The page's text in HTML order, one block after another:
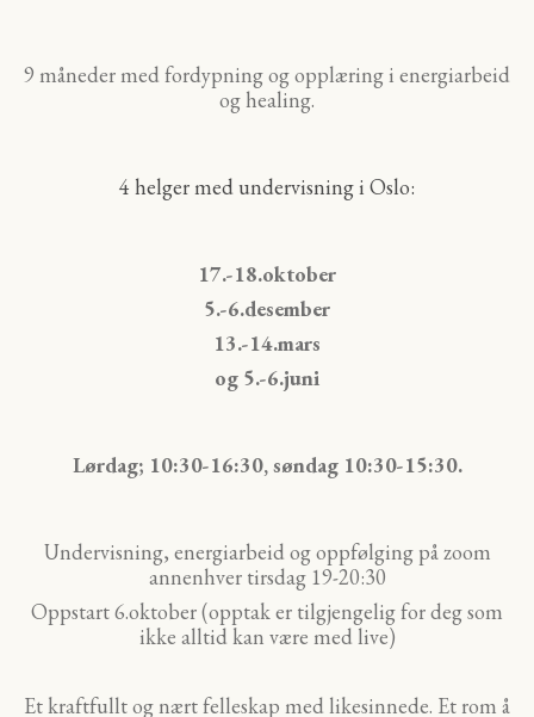
9 måneder med fordypning og opplæring i energiarbeid
og healing.
4 helger med undervisning i Oslo:
17.-18.oktober
5.-6.desember
13.-14.mars
og 5.-6.juni
Lørdag; 10:30-16:30, søndag 10:30-15:30.
Undervisning, energiarbeid og oppfølging på zoom
annenhver tirsdag 19-20:30
Oppstart 6.oktober (opptak er tilgjengelig for deg som
ikke alltid kan være med live)
Et kraftfullt og nært felleskap med likesinnede. Et rom å